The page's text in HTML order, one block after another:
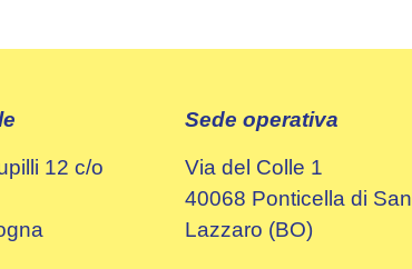
12 c/o
Sede operativa
Via del Colle 1
40068 Ponticella di San
Lazzaro (BO)